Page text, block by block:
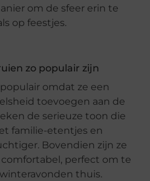
om de sfeer erin te
op feestjes.
zo populair zijn
omdat ze een
toevoegen aan de
de serieuze toon die
familie-etentjes en
Bovendien zijn ze
perfect om te
thuis.